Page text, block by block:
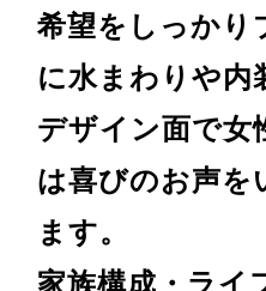
希望をしっかり
に水まわりや内
デザイン面で女
は喜びのお声を
ます。
家族構成・ライ